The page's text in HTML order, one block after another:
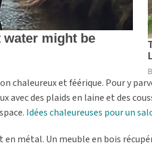
chaleureux et féérique. Pour y
avec des plaids en laine et des
Idées chaleureuses pour un
en métal. Un meuble en bois